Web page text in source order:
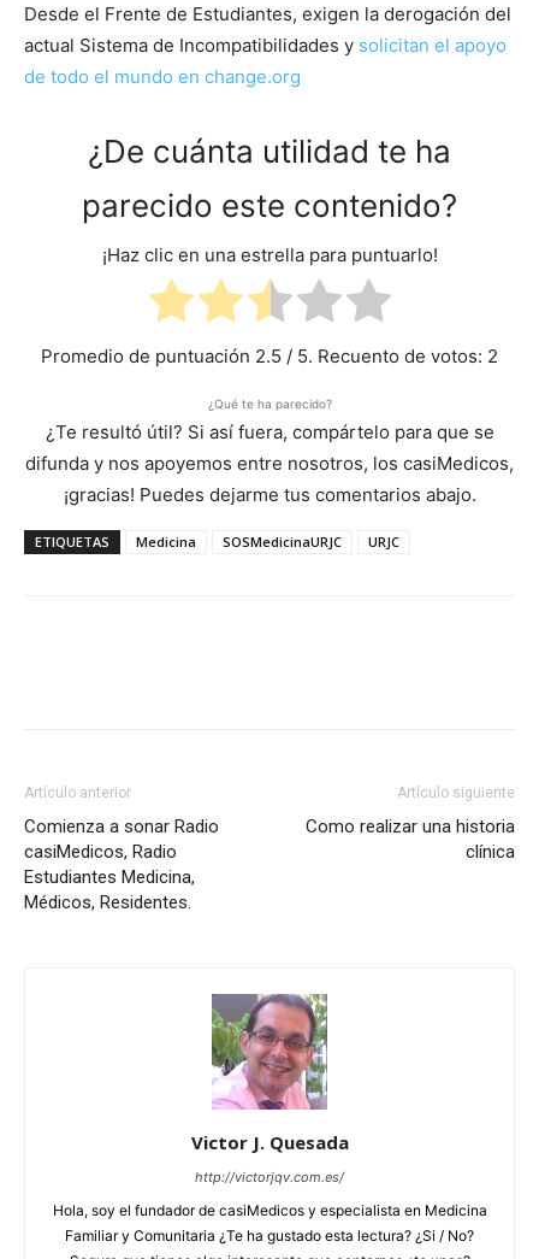
Desde el Frente de Estudiantes, exigen la derogación del
actual Sistema de Incompatibilidades y solicitan el apoyo
de todo el mundo en change.org
¿De cuánta utilidad te ha
parecido este contenido?
¡Haz clic en una estrella para puntuarlo!
Promedio de puntuación 2.5 / 5. Recuento de votos: 2
¿Qué te ha parecido?
¿Te resultó útil? Si así fuera, compártelo para que se
difunda y nos apoyemos entre nosotros, los casiMedicos,
¡gracias! Puedes dejarme tus comentarios abajo.
ETIQUETAS Medicina SOSMedicinaURJC URJC
Artículo anterior
Comienza a sonar Radio
casiMedicos, Radio
Estudiantes Medicina,
Médicos, Residentes.
Artículo siguiente
Como realizar una historia
clínica
Victor J. Quesada
http://victorjqv.com.es/
Hola, soy el fundador de casiMedicos y especialista en Medicina
Familiar y Comunitaria ¿Te ha gustado esta lectura? ¿Si / No?